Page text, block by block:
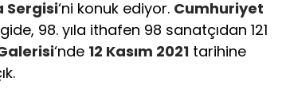
Sergisi‘ni konuk ediyor. Cumhuriyet
98. yıla ithafen 98 sanatçıdan 121
‘nde 12 Kasım 2021 tarihine